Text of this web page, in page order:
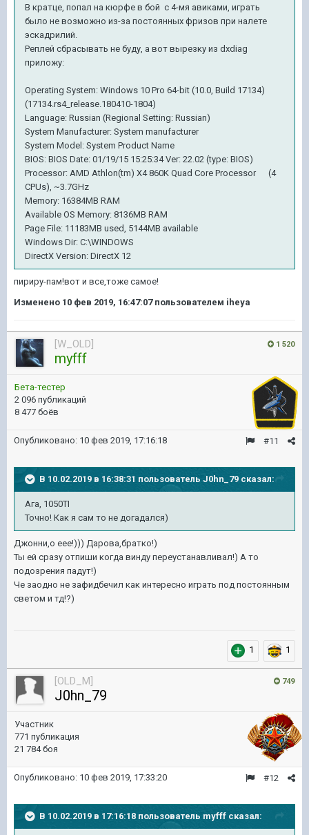
В кратце, попал на кюрфе в бой с 4-мя авиками, играть
было не возможно из-за постоянных фризов при налете
эскадрилий.
Реплей сбрасывать не буду, а вот вырезку из dxdiag
приложу:
Operating System: Windows 10 Pro 64-bit (10.0, Build 17134)
(17134.rs4_release.180410-1804)
Language: Russian (Regional Setting: Russian)
System Manufacturer: System manufacturer
System Model: System Product Name
BIOS: BIOS Date: 01/19/15 15:25:34 Ver: 22.02 (type: BIOS)
Processor: AMD Athlon(tm) X4 860K Quad Core Processor (4
CPUs), ~3.7GHz
Memory: 16384MB RAM
Available OS Memory: 8136MB RAM
Page File: 11183MB used, 5144MB available
Windows Dir: C:\WINDOWS
DirectX Version: DirectX 12
пириру-пам!вот и все,тоже самое!
Изменено 10 фев 2019, 16:47:07пользователем iheya
1 520
[W_OLD]
myfff
Бета-тестер
2 096 публикаций
8 477 боёв
#11
Опубликовано: 10 фев 2019, 17:16:18
В 10.02.2019 в 16:38:31 пользователь J0hn_79 сказал:
Ага, 1050TI
Точно! Как я сам то не догадался)
Джонни,о еее!))) Дарова,братко!)
Ты ей сразу отпиши когда винду переустанавливал!) А то
подозрения падут!)
Че заодно не зафидбечил как интересно играть под постоянным
светом и тд!?)
1 1
749
[OLD_M]
J0hn_79
Участник
771 публикация
21 784 боя
#12
Опубликовано: 10 фев 2019, 17:33:20
В 10.02.2019 в 17:16:18 пользователь myfff сказал: